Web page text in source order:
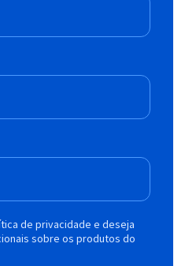
de privacidade e deseja
sobre os produtos do